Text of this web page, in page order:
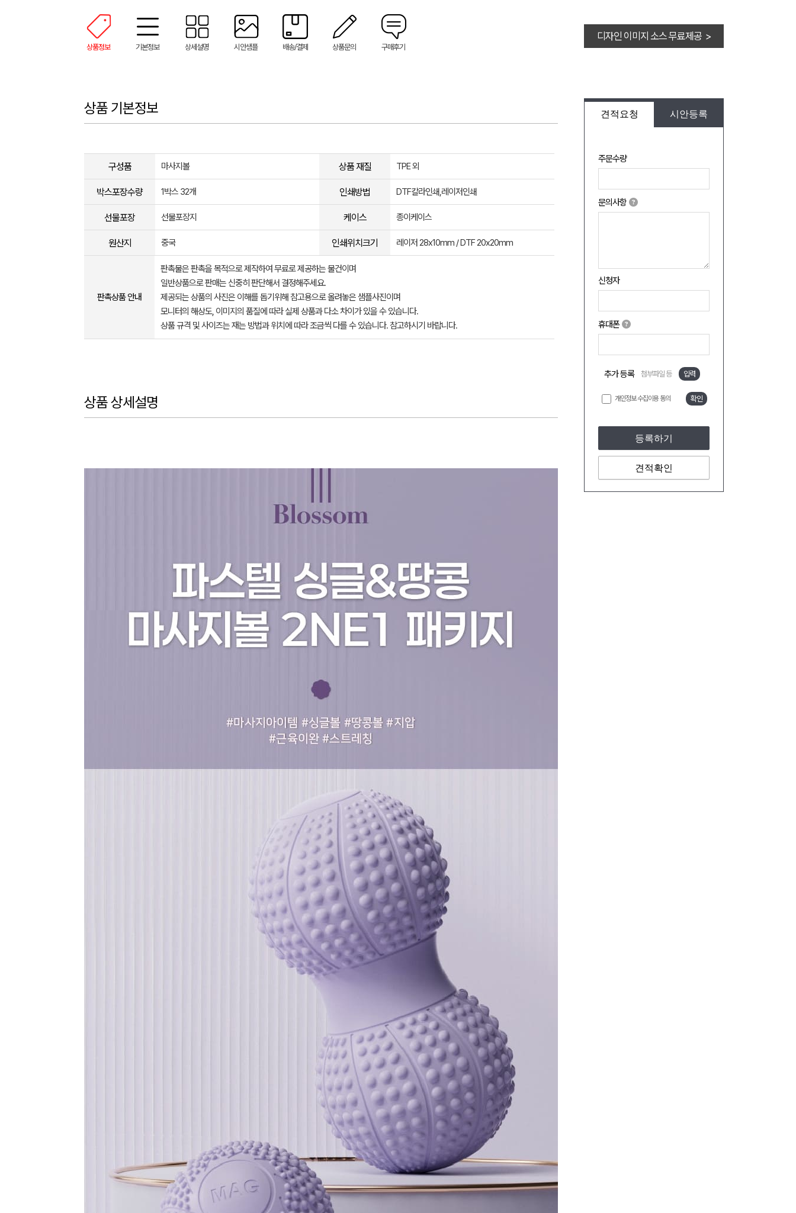
상품정보 기본정보 상세설명 시안샘플 배송/결제 상품문의 구매후기
디자인 이미지 소스 무료제공 >
견적요청 시안등록
주문수량
문의사항
신청자
휴대폰
추가 등록 첨부파일 등 입력
개인정보 수집이용 동의 확인
등록하기
견적확인
상품 기본정보
구성품 마사지볼 상품 재질 TPE 외
박스포장수량 1박스 32개 인쇄방법 DTF칼라인쇄,레이저인쇄
선물포장 선물포장지 케이스 종이케이스
원산지 중국 인쇄위치크기 레이저 28x10mm / DTF 20x20mm
판촉상품 안내
판촉물은 판촉을 목적으로 제작하여 무료로 제공하는 물건이며
일반상품으로 판매는 신중히 판단해서 결정해주세요.
제공되는 상품의 사진은 이해를 돕기위해 참고용으로 올려놓은 샘플사진이며
모니터의 해상도, 이미지의 품질에 따라 실제 상품과 다소 차이가 있을 수 있습니다.
상품 규격 및 사이즈는 재는 방법과 위치에 따라 조금씩 다를 수 있습니다. 참고하시기 바랍니다.
상품 상세설명